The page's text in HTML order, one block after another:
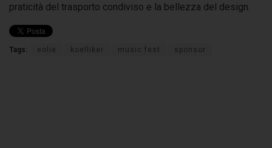
praticità del trasporto condiviso e la bellezza del design.
Tags: eolie koelliker music fest sponsor